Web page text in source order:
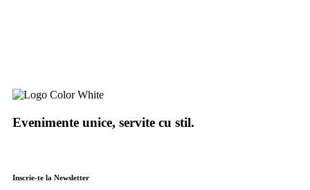
Evenimente unice, servite cu stil.
Inscrie-te la Newsletter